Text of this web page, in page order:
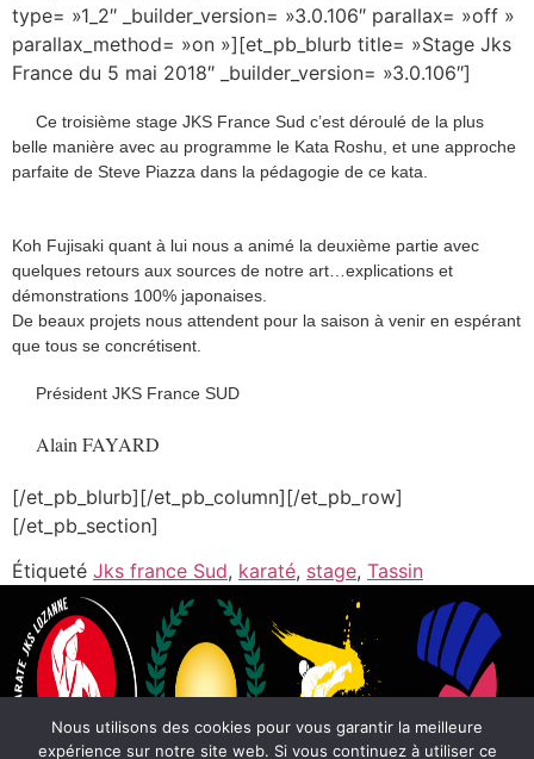
type= »1_2″ _builder_version= »3.0.106″ parallax= »off »
parallax_method= »on »][et_pb_blurb title= »Stage Jks
France du 5 mai 2018″ _builder_version= »3.0.106″]
Ce troisième stage JKS France Sud c’est déroulé de la plus
belle manière avec au programme le Kata Roshu, et une approche
parfaite de Steve Piazza dans la pédagogie de ce kata.
Koh Fujisaki quant à lui nous a animé la deuxième partie avec
quelques retours aux sources de notre art…explications et
démonstrations 100% japonaises.
De beaux projets nous attendent pour la saison à venir en espérant
que tous se concrétisent.
Président JKS France SUD
Alain FAYARD
[/et_pb_blurb][/et_pb_column][/et_pb_row]
[/et_pb_section]
Étiqueté Jks france Sud, karaté, stage, Tassin
Nous utilisons des cookies pour vous garantir la meilleure
expérience sur notre site web. Si vous continuez à utiliser ce